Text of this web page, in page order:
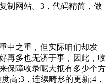
制网站。3，代码精简，做
中之重，但实际咱们却发
再多也无济于事，因此，收
保障收录呢大抵有多少个方
高;3，连续畸形的更新;4，